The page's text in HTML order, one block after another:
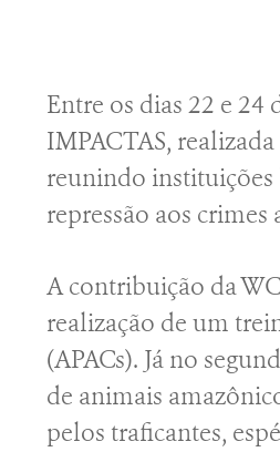
Entre os dias 22 e
IMPACTAS,
reunindo instituições
repressão aos
A contribuição da
realização de um
(APACs). Já no
de animais
pelos traficantes,